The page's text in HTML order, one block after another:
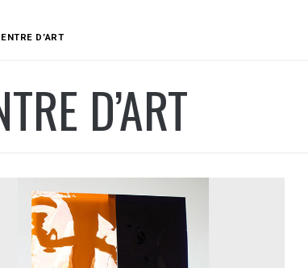
D’ART
D’ART